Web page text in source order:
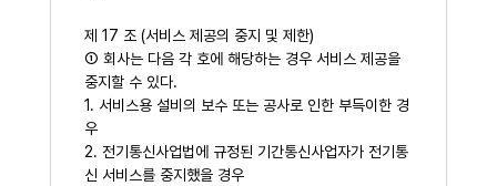
제 17 조 (서비스 제공의 중지 및 제한)
① 회사는 다음 각 호에 해당하는 경우 서비스 제공을
중지할 수 있다.
1. 서비스용 설비의 보수 또는 공사로 인한 부득이한 경
우
2. 전기통신사업법에 규정된 기간통신사업자가 전기통
신 서비스를 중지했을 경우